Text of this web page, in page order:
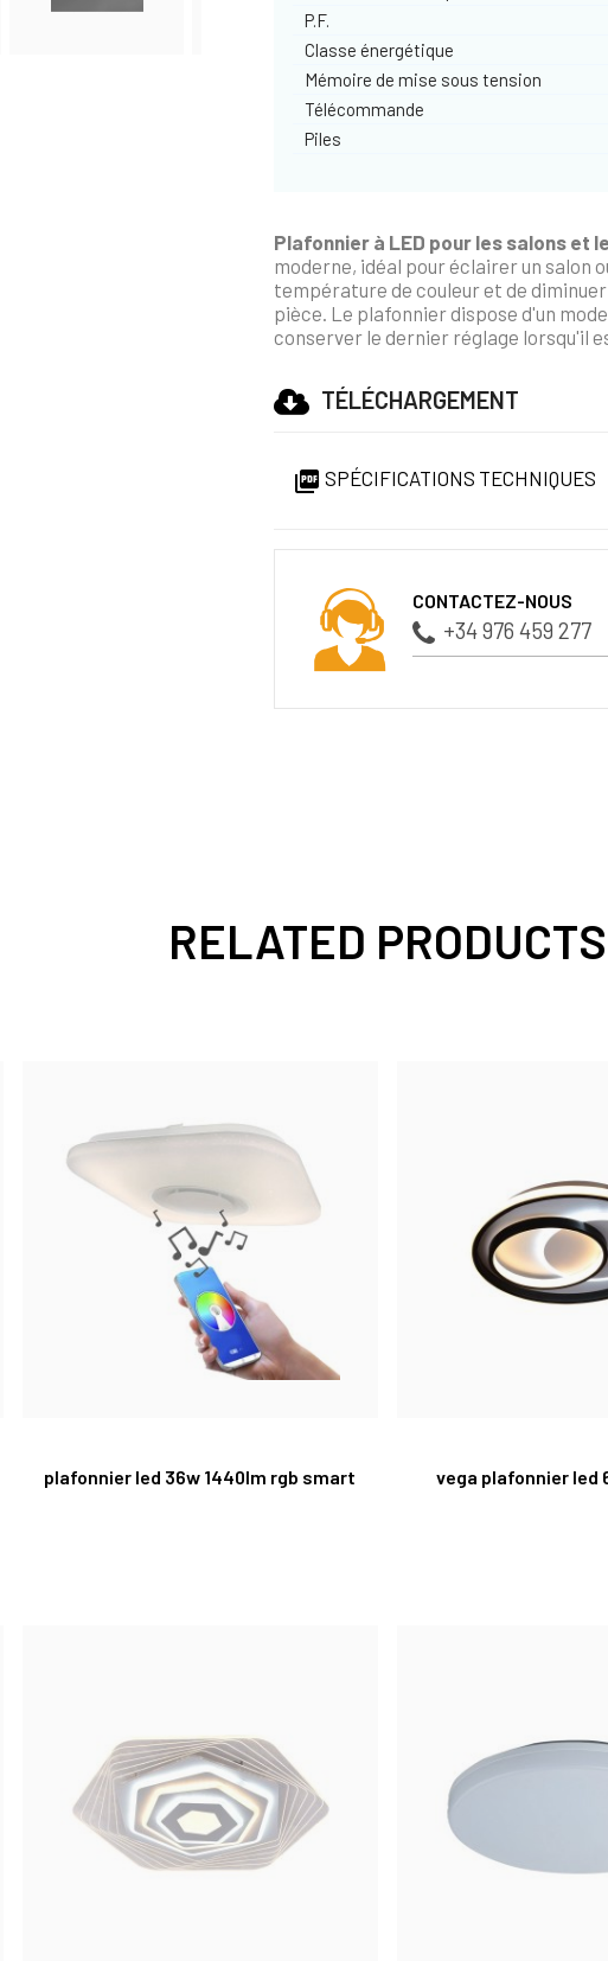
P.F.
Classe énergétique
Mémoire de mise sous tension
Télécommande
Piles
Plafonnier à LED pour les salons et
moderne, idéal pour éclairer un salon
température de couleur et de
pièce. Le plafonnier dispose d'un
conserver le dernier réglage lorsqu'il
TÉLÉCHARGEMENT
 SPÉCIFICATIONS TECHNIQUES
CONTACTEZ-NOUS
+34 976 459 277
RELATED PRODUCTS
plafonnier led 36w 1440lm rgb smart vega plafonnier led